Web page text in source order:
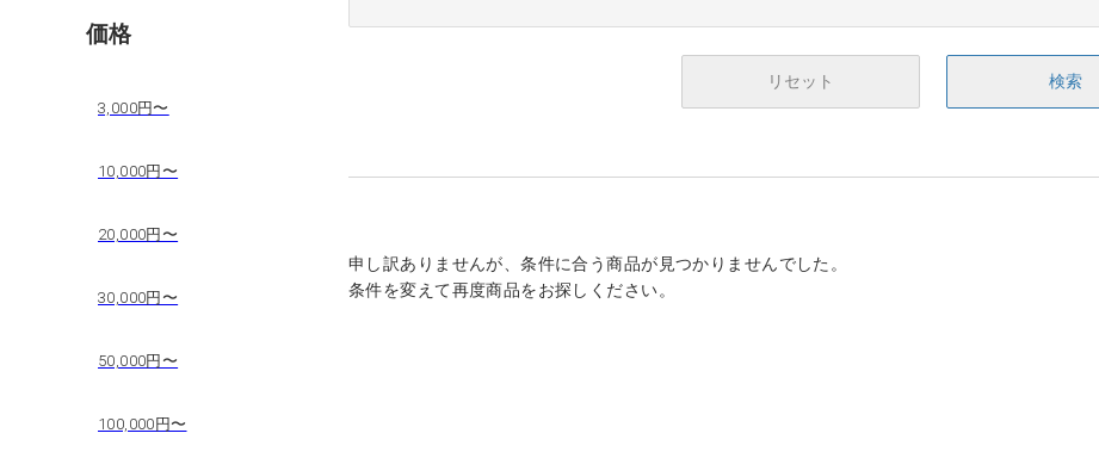
価格
3,000円〜
10,000円〜
20,000円〜
30,000円〜
50,000円〜
100,000円〜
リセット 検索
申し訳ありませんが、条件に合う商品が見つかりませんでした。
条件を変えて再度商品をお探しください。